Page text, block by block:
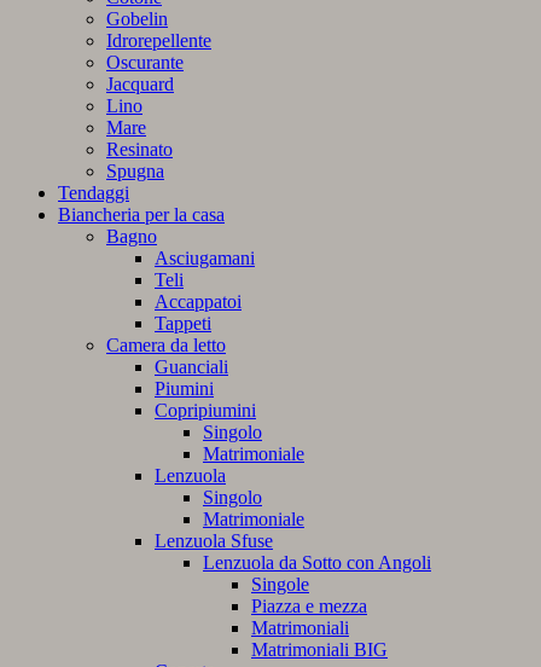
Gobelin
Idrorepellente
Oscurante
Jacquard
Lino
Mare
Resinato
Spugna
Tendaggi
Biancheria per la casa
Bagno
Asciugamani
Teli
Accappatoi
Tappeti
Camera da letto
Guanciali
Piumini
Copripiumini
Singolo
Matrimoniale
Lenzuola
Singolo
Matrimoniale
Lenzuola Sfuse
Lenzuola da Sotto con Angoli
Singole
Piazza e mezza
Matrimoniali
Matrimoniali BIG